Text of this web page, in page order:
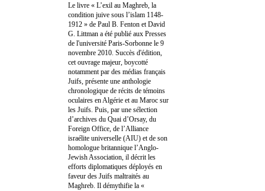
Le livre « L’exil au Maghreb, la
condition juive sous l’islam 1148-
1912 » de Paul B. Fenton et David
G. Littman a été publié aux Presses
de l'université Paris-Sorbonne le 9
novembre 2010. Succès d'édition,
cet ouvrage majeur, boycotté
notamment par des médias français
Juifs, présente une anthologie
chronologique de récits de témoins
oculaires en Algérie et au Maroc sur
les Juifs. Puis, par une sélection
d’archives du Quai d’Orsay, du
Foreign Office, de l’Alliance
israélite universelle (AIU) et de son
homologue britannique l’Anglo-
Jewish Association, il décrit les
efforts diplomatiques déployés en
faveur des Juifs maltraités au
Maghreb. Il démythifie la «